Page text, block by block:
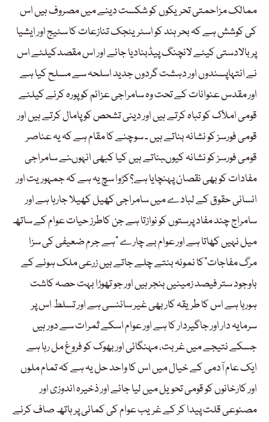
ممالک مزاحمتی تحریکوں کو شکست دینے میں مصروف ہیں اس
کی کوشش ہے کہ بحر ہند کو اسٹریٹجک تنازعات کا سٹیج اور ایشیا
پر بالادستی کیئے لانچنگ پیڈبنادیا جائے اور اس مقصدکیلئے اس
نے انتہاپسندوں اور دہشت گردوں جدید اسلحہ سے مسلح کیا ہے
اور مقدس عنوانات کے تحت وہ سامراجی عزائم کو پورہ کرنے کیلئے
قومی املاک کو تباہ کرتے ہیں اور دینی تشحص کو پامال کرتے ہیں اور
قومی فورسز کو نشانہ بناتے ہیں ۔ سوچنے کا مقام ہے کہ یہ عناصر
قومی فورسز کو نشانہ کیوںبناتے ہیں کیا کبھی انہوںنے سامراجی
مفادات کو بھی نقصان پہنچایا ہے؟کڑوا سچ یہ ہے کہ جمہوریت اور
انسانی حقوق کے لبادے میں سامراجی کھیل کھیلا جارہا ہے اور
سامراج چند مفاد پرستوں کو نوازتا ہے جن کاطرز حیات عوام کے ساتھ
میل نہیں کھاتا ہے اور عوام بے چارے ”ہے جرم ضعیفی کی سزا
مرگ مفاجات“کا نمونہ بنتے چلے جاتے ہیں زرعی ملک ہونے کے
باوجود ستر فیصد زمینیں بنجر ہیں اور جو تھوڑا بہت حصہ کاشت
ہورہا ہے اس کا طریقہ کار بھی غیر سائنسی ہے اور تسلط اس پر
سرمایہ دار اور جاگیردار کا ہے اور عوام اسکے ثمرات سے دور ہیں
جسکے نتیجے میں غربت، مہنگائی اور بھوک کو فروغ مل رہا ہے
ایک عام آدمی کے خیال میں اس کا واحد حل یہ ہے کہ تمام ملوں
اور کارخانوں کو قومی تحویل میں لیا جائے اور ذخیرہ اندوزی اور
مصنوعی قلت پیدا کر کے غریب عوام کی کمائی پر ہاتھ صاف کرنے